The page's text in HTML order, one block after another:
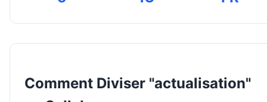
Comment Diviser "actualisation"